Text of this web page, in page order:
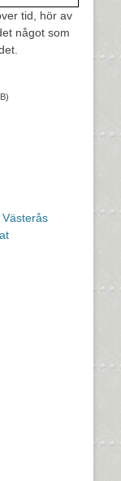
tid, hör av
något som